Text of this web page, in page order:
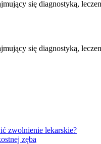
się diagnostyką,
się diagnostyką,
zwolnienie lekarskie?
zęba